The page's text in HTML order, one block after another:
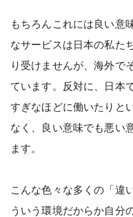
もちろんこれには良い意
なサービスは日本の私た
り受けませんが、海外で
ています。反対に、日本
すぎなほどに働いたりと
なく、良い意味でも悪い
ます。
こんな色々な多くの「違
ういう環境だからか自分